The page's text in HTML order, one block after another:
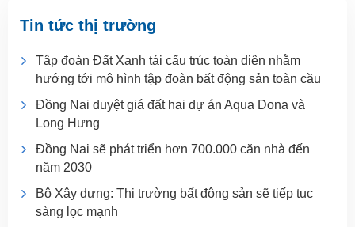
Tin tức thị trường
Tập đoàn Đất Xanh tái cấu trúc toàn diện nhằm
hướng tới mô hình tập đoàn bất động sản toàn cầu
Đồng Nai duyệt giá đất hai dự án Aqua Dona và
Long Hưng
Đồng Nai sẽ phát triển hơn 700.000 căn nhà đến
năm 2030
Bộ Xây dựng: Thị trường bất động sản sẽ tiếp tục
sàng lọc mạnh